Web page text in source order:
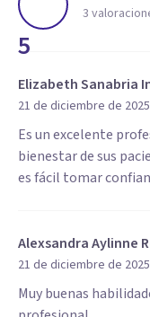
5
3
Elizabeth Sanabria
21 de diciembre de 2025
Es un excelente
bienestar de sus
es fácil tomar
Alexsandra Aylinne
21 de diciembre de 2025
Muy buenas